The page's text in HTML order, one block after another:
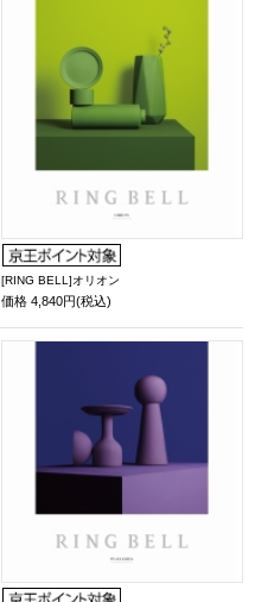
[RING BELL]オリオン
価格 4,840円(税込)